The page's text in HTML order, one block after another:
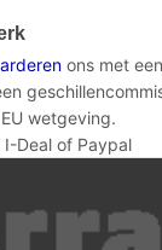
ons met
wetgeving.
Deal of Paypal